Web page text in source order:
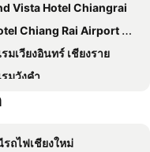
Vista Hotel Chiangrai
Chiang Rai Airport Suites
มเวียงอินทร์ เชียงราย
มวังคำ
Mansion
Inn Hotel
รถไฟเชียงใหม่